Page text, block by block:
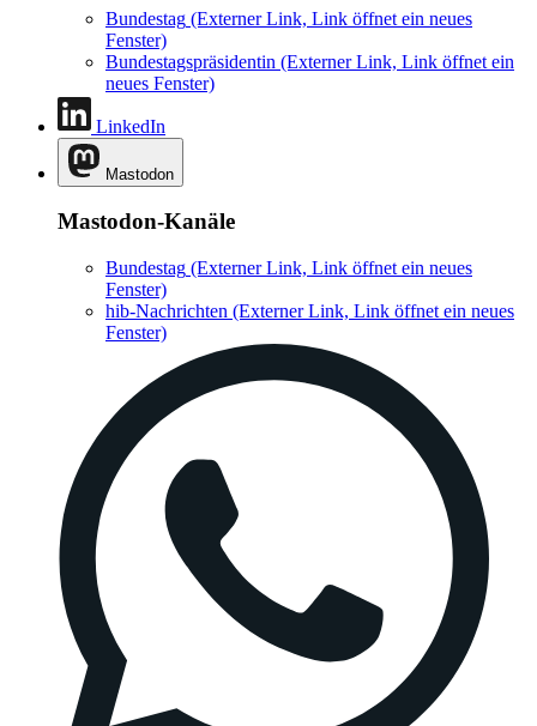
Bundestag (Externer Link, Link öffnet ein neues
Fenster)
Bundestagspräsidentin (Externer Link, Link öffnet ein
neues Fenster)
LinkedIn
Mastodon
Mastodon-Kanäle
Bundestag (Externer Link, Link öffnet ein neues
Fenster)
hib-Nachrichten (Externer Link, Link öffnet ein neues
Fenster)